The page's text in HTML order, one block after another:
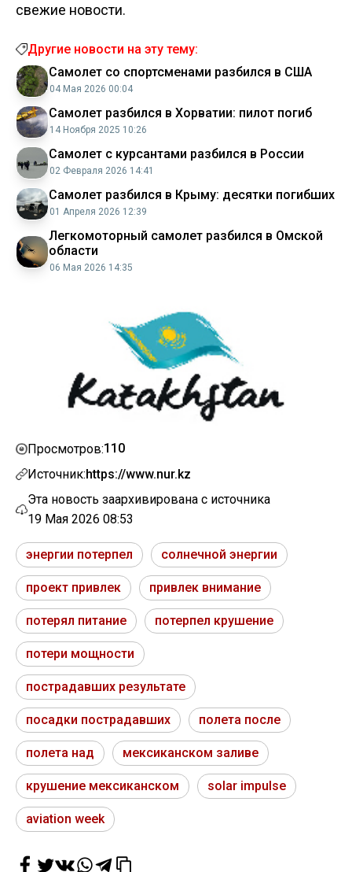
свежие новости.
Другие новости на эту тему:
Самолет со спортсменами разбился в США
04 Мая 2026 00:04
Самолет разбился в Хорватии: пилот погиб
14 Ноября 2025 10:26
Самолет с курсантами разбился в России
02 Февраля 2026 14:41
Самолет разбился в Крыму: десятки погибших
01 Апреля 2026 12:39
Легкомоторный самолет разбился в Омской
области
06 Мая 2026 14:35
Просмотров:110
Источник:https://www.nur.kz
Эта новость заархивирована с источника
19 Мая 2026 08:53
энергии потерпел солнечной энергии
проект привлек привлек внимание
потерял питание потерпел крушение
потери мощности
пострадавших результате
посадки пострадавших полета после
полета над мексиканском заливе
крушение мексиканском solar impulse
aviation week